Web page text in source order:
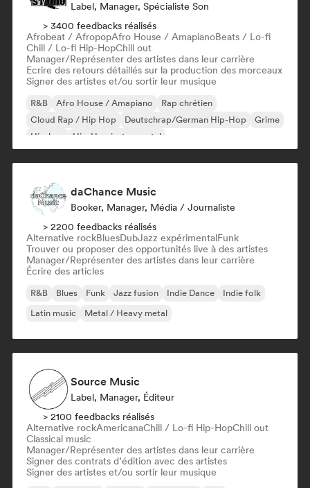
Label, Manager, Spécialiste Son
> 3400 feedbacks réalisés
Afrobeat / AfropopAfro House / AmapianoBeats / Lo-fi
Chill / Lo-fi Hip-HopChill out
Manager/Représenter des artistes dans leur carrière
Ecrire des retours détaillés sur la production des morceaux
Signer des artistes et/ou sortir leur musique
R&B Afro House / Amapiano
Rap chrétien
Cloud Rap / Hip Hop
Deutschrap/German Hip-Hop
Grime
Hip-hop
Hip-Hop instrumental
daChance Music
Booker, Manager, Média / Journaliste
> 2200 feedbacks réalisés
Alternative rockBluesDubJazz expérimentalFunk
Trouver ou proposer des opportunités live à des artistes
Manager/Représenter des artistes dans leur carrière
Écrire des articles
R&B Blues Funk Jazz fusion Indie Dance
Indie folk
Latin music
Metal / Heavy metal
Source Music
Label, Manager, Éditeur
> 2100 feedbacks réalisés
Alternative rockAmericanaChill / Lo-fi Hip-HopChill out
Classical music
Manager/Représenter des artistes dans leur carrière
Signer des contrats d’édition avec des artistes
Signer des artistes et/ou sortir leur musique